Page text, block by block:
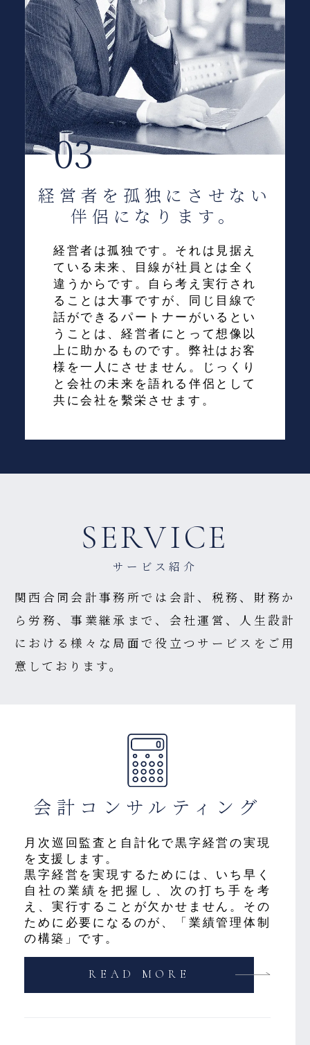
03
経営者を孤独にさせない
伴侶になります。
経営者は孤独です。それは見据え
ている未来、目線が社員とは全く
違うからです。自ら考え実行され
ることは大事ですが、同じ目線で
話ができるパートナーがいるとい
うことは、経営者にとって想像以
上に助かるものです。弊社はお客
様を一人にさせません。じっくり
と会社の未来を語れる伴侶として
共に会社を繫栄させます。
SERVICE
サービス紹介
関西合同会計事務所では会計、税務、財務か
ら労務、事業継承まで、会社運営、
人生設計
における様々な局面で役立つサービスをご用
意しております。
会計 コンサルティング
月次巡回監査と自計化で黒字経営の実現
を支援します。
黒字経営を実現するためには、いち早く
自社の業績を把握し、次の打ち手を考
え、実行することが欠かせません。その
ために必要になるのが、「業績管理体制
の構築」です。
READ MORE